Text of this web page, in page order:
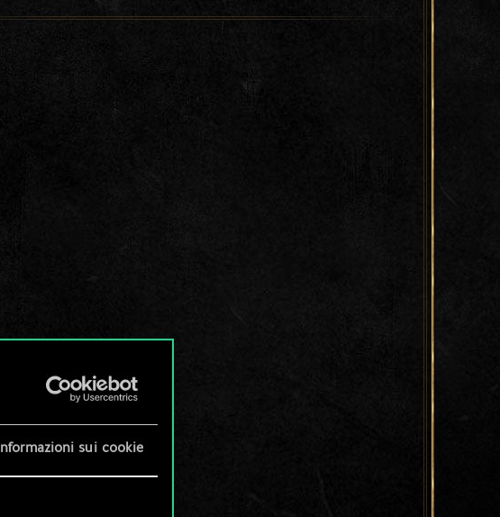
Informazioni sui cookie